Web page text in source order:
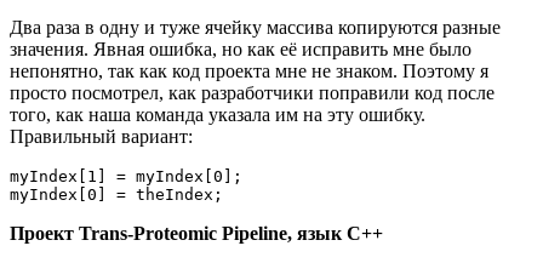
Два раза в одну и туже ячейку массива копируются разные
значения. Явная ошибка, но как её исправить мне было
непонятно, так как код проекта мне не знаком. Поэтому я
просто посмотрел, как разработчики поправили код после
того, как наша команда указала им на эту ошибку.
Правильный вариант:
myIndex[1] = myIndex[0];
myIndex[0] = theIndex;
Проект Trans-Proteomic Pipeline, язык C++